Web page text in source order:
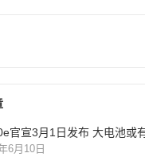
官宣3月1日发布 大电池或
6月10日